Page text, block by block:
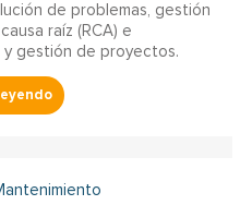
de problemas, gestión
raíz (RCA) e
gestión de proyectos.